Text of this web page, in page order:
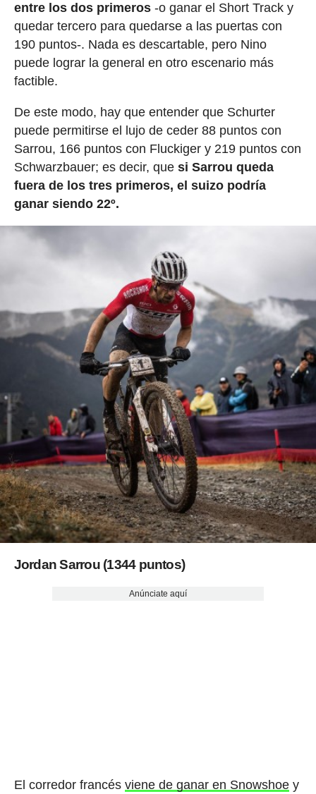
entre los dos primeros -o ganar el Short Track y
quedar tercero para quedarse a las puertas con
190 puntos-. Nada es descartable, pero Nino
puede lograr la general en otro escenario más
factible.
De este modo, hay que entender que Schurter
puede permitirse el lujo de ceder 88 puntos con
Sarrou, 166 puntos con Fluckiger y 219 puntos con
Schwarzbauer; es decir, que si Sarrou queda
fuera de los tres primeros, el suizo podría
ganar siendo 22º.
Jordan Sarrou (1344 puntos)
Anúnciate aquí
El corredor francés viene de ganar en Snowshoey